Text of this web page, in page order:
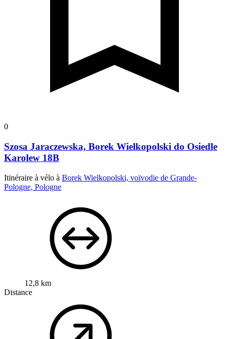
0
Szosa Jaraczewska, Borek Wielkopolski do Osiedle
Karolew 18B
Itinéraire à vélo à Borek Wielkopolski, voïvodie de Grande-
Pologne, Pologne
12,8 km
Distance